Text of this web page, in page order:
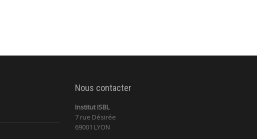
Nous contacter
Institut ISBL
7 rue Désirée
69001 LYON